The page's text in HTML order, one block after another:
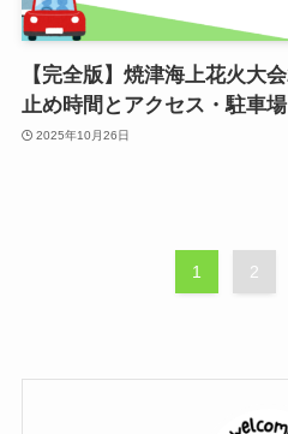
【完全版】焼津海上花火大
止め時間とアクセス・駐車
2025年10月26日
1 2